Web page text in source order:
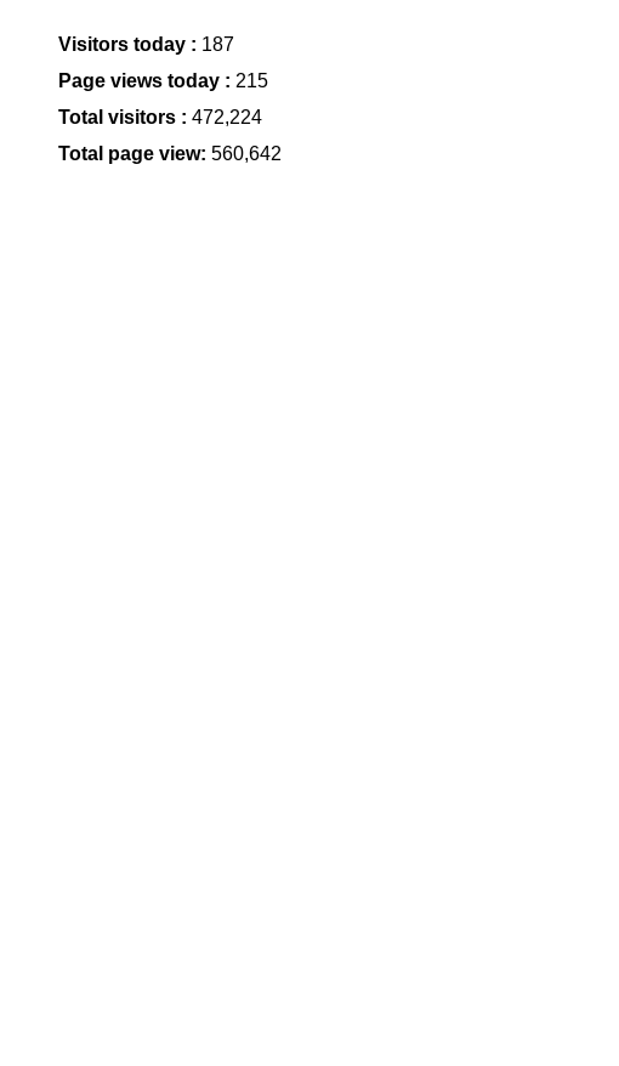
Visitors today : 187
Page views today : 215
Total visitors : 472,224
Total page view: 560,642